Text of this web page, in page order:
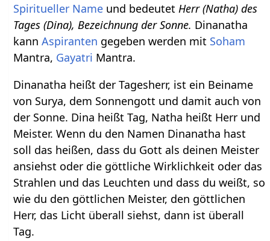
Spiritueller Name und bedeutetHerr (Natha) des
Tages (Dina), Bezeichnung der Sonne. Dinanatha
kannAspiranten gegeben werden mit Soham
Mantra, Gayatri Mantra.
Dinanatha heißt der Tagesherr, ist ein Beiname
von Surya, dem Sonnengott und damit auch von
der Sonne. Dina heißt Tag, Natha heißt Herr und
Meister. Wenn du den Namen Dinanatha hast
soll das heißen, dass du Gott als deinen Meister
ansiehst oder die göttliche Wirklichkeit oder das
Strahlen und das Leuchten und dass du weißt, so
wie du den göttlichen Meister, den göttlichen
Herr, das Licht überall siehst, dann ist überall
Tag.